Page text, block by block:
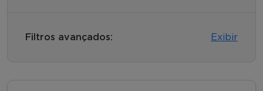
Filtros avançados: Exibir